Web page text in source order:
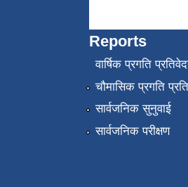
Reports
वार्षिक प्रगति
चौमासिक प्रगति
सार्वजनिक सुनुवाई
सार्वजनिक परीक्षण